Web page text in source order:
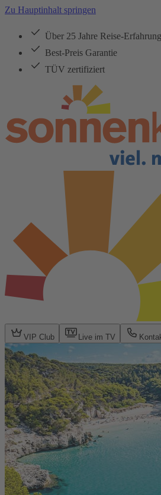
Zu Hauptinhalt springen
Über 25 Jahre Reise-Erfahrung
Best-Preis Garantie
TÜV zertifiziert
VIP Club Live im TV